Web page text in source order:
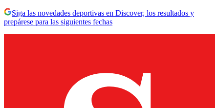
Siga las novedades deportivas en Discover, los resultados y
prepárese para las siguientes fechas